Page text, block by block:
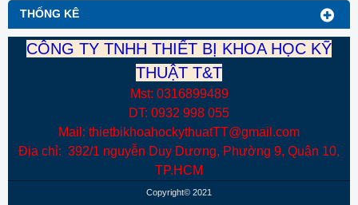
THỐNG KÊ
CÔNG TY TNHH THIẾT BỊ KHOA HỌC KỸ
THUẬT T&T
Mst: 0316899489
DT: 0932 998 055
Mail: thietbikhoahockythuatTT@gmail.com
Địa chỉ: 392/1 nguyễn Duy Dương, Phường 9, Quận 10,
TP.HCM
Copyright© 2021